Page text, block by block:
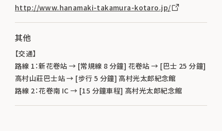
http://www.hanamaki-takamura-kotaro.jp/
其他
【交通】
路線 1：新花卷站 → [常規線 8 分鐘] 花卷站 → [巴士 25 分鐘]
高村山莊巴士站 → [步行 5 分鐘] 高村光太郎紀念館
路線 2：花卷南 IC → [15 分鐘車程] 高村光太郎紀念館